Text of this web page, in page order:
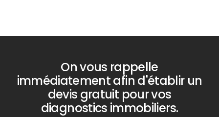
On vous rappelle
immédiatement afin d'établir un
devis gratuit pour vos
diagnostics immobiliers.